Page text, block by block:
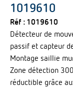
1019610
Réf : 1019610
Détecteur de
passif et capteur
Montage saillie
Zone détection
réductible grâce